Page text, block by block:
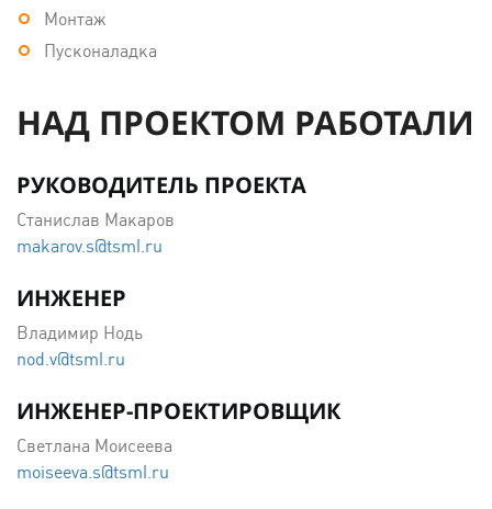
Монтаж
Пусконаладка
НАД ПРОЕКТОМ РАБОТАЛИ
РУКОВОДИТЕЛЬ ПРОЕКТА
Станислав Макаров
makarov.s@tsml.ru
ИНЖЕНЕР
Владимир Нодь
nod.v@tsml.ru
ИНЖЕНЕР-ПРОЕКТИРОВЩИК
Светлана Моисеева
moiseeva.s@tsml.ru